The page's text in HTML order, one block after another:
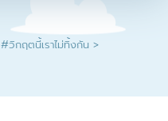
#วิกฤตนี้เราไม่ทิ้งกัน